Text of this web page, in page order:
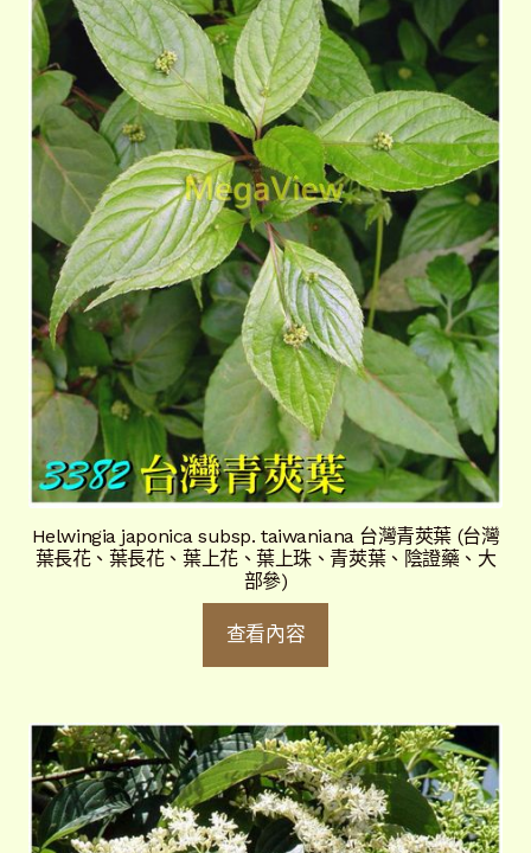
Helwingia japonica subsp. taiwaniana 台灣青莢葉 (台灣
葉長花、葉長花、葉上花、葉上珠、青莢葉、陰證藥、大
部參)
查看內容